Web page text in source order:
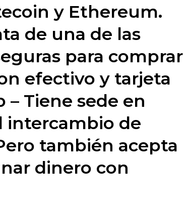
y Ethereum.
de una de las
para comprar
efectivo y tarjeta
Tiene sede en
intercambio de
también acepta
dinero con